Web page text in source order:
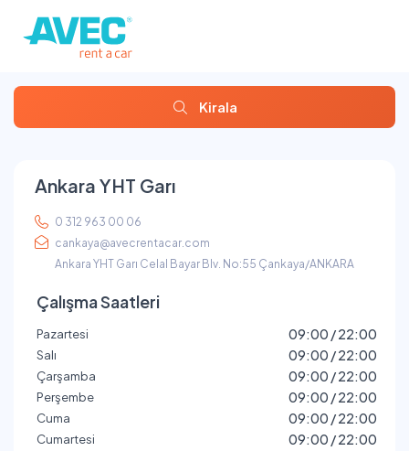
Kirala
Ankara YHT Garı
0 312 963 00 06
cankaya@avecrentacar.com
Ankara YHT Garı Celal Bayar Blv. No:55 Çankaya/ANKARA
Çalışma Saatleri
Pazartesi 09:00 / 22:00
Salı 09:00 / 22:00
Çarşamba 09:00 / 22:00
Perşembe 09:00 / 22:00
Cuma 09:00 / 22:00
Cumartesi 09:00 / 22:00